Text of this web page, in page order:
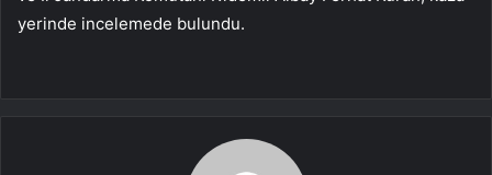
yerinde incelemede bulundu.